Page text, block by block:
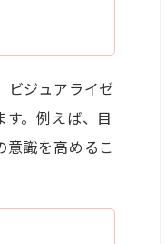
ビジュアライゼ
。例えば、目
識を高めるこ